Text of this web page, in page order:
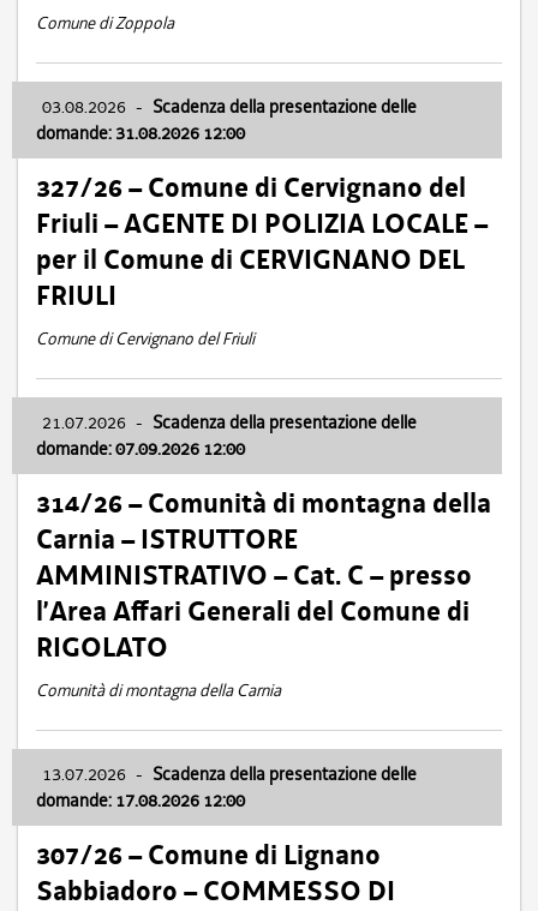
Comune di Zoppola
03.08.2026 - Scadenza della presentazione delle
domande: 31.08.2026 12:00
327/26 – Comune di Cervignano del
Friuli – AGENTE DI POLIZIA LOCALE –
per il Comune di CERVIGNANO DEL
FRIULI
Comune di Cervignano del Friuli
21.07.2026 - Scadenza della presentazione delle
domande: 07.09.2026 12:00
314/26 – Comunità di montagna della
Carnia – ISTRUTTORE
AMMINISTRATIVO – Cat. C – presso
l’Area Affari Generali del Comune di
RIGOLATO
Comunità di montagna della Carnia
13.07.2026 - Scadenza della presentazione delle
domande: 17.08.2026 12:00
307/26 – Comune di Lignano
Sabbiadoro – COMMESSO DI